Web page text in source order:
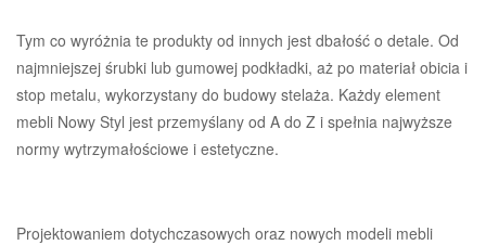
Tym co wyróżnia te produkty od innych jest dbałość o detale. Od
najmniejszej śrubki lub gumowej podkładki, aż po materiał obicia i
stop metalu, wykorzystany do budowy stelaża. Każdy element
mebli Nowy Styl jest przemyślany od A do Z i spełnia najwyższe
normy wytrzymałościowe i estetyczne.
Projektowaniem dotychczasowych oraz nowych modeli mebli